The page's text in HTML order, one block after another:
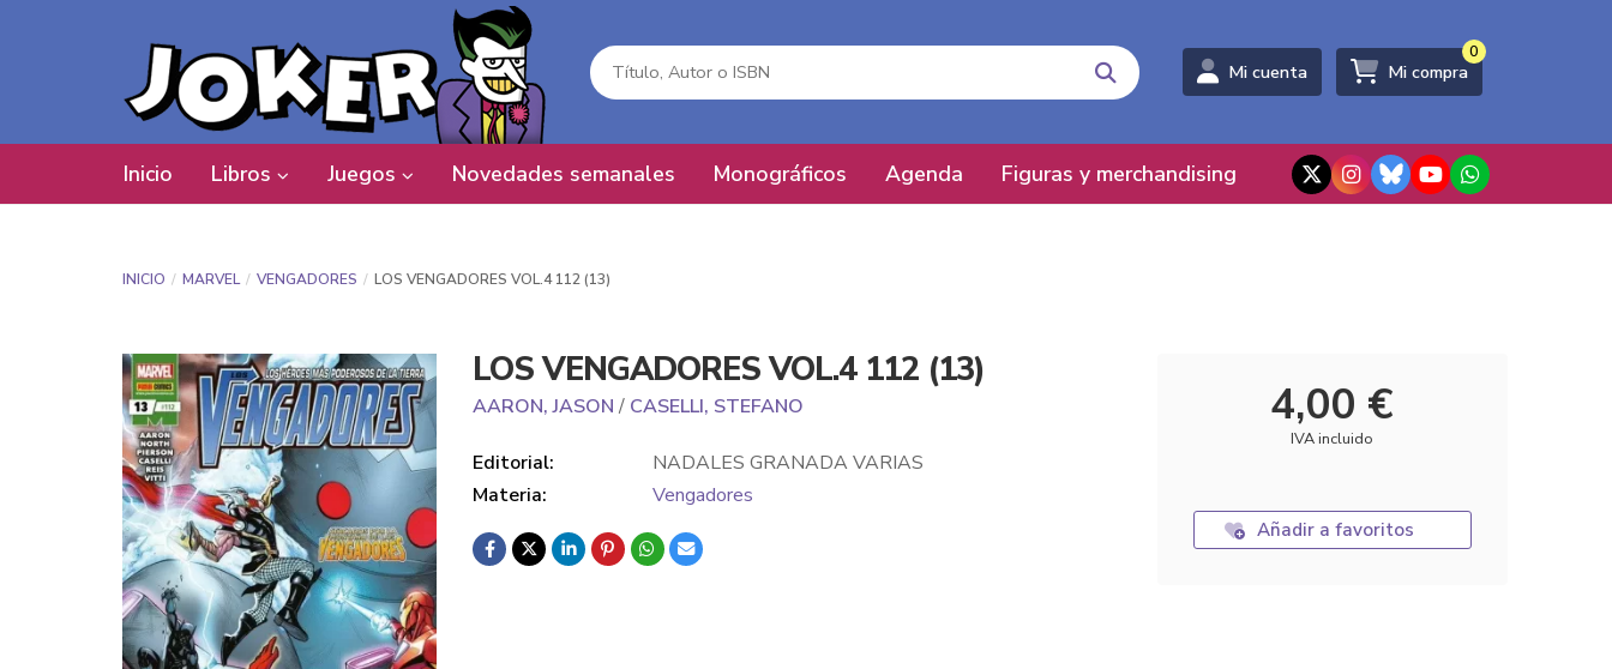
Mi cuenta Mi compra
0
Inicio Libros Juegos Novedades semanales Monográficos Agenda Figuras y merchandising
INICIO MARVEL VENGADORES LOS VENGADORES VOL.4 112 (13)
LOS VENGADORES VOL.4 112 (13)
AARON, JASON / CASELLI, STEFANO
Editorial:
NADALES GRANADA VARIAS
Materia:
Vengadores
4,00 €
IVA incluido
Añadir a favoritos